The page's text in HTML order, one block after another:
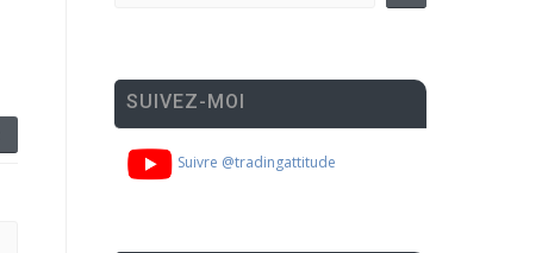
SUIVEZ-MOI
Suivre @tradingattitude